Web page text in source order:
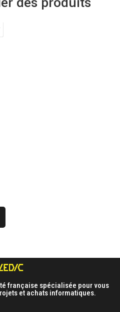
française spécialisée pour vous
et achats informatiques.